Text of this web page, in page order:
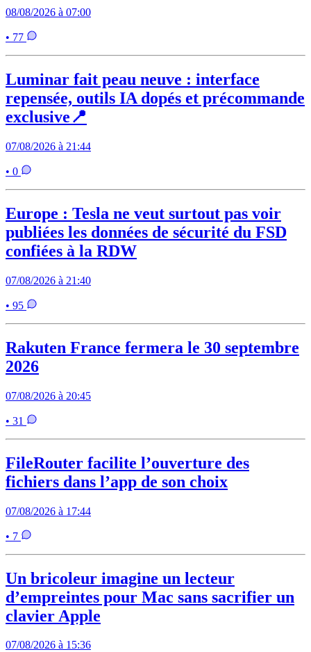
08/08/2026 à 07:00
• 77
Luminar fait peau neuve : interface
repensée, outils IA dopés et précommande
exclusive📍
07/08/2026 à 21:44
• 0
Europe : Tesla ne veut surtout pas voir
publiées les données de sécurité du FSD
confiées à la RDW
07/08/2026 à 21:40
• 95
Rakuten France fermera le 30 septembre
2026
07/08/2026 à 20:45
• 31
FileRouter facilite l’ouverture des
fichiers dans l’app de son choix
07/08/2026 à 17:44
• 7
Un bricoleur imagine un lecteur
d’empreintes pour Mac sans sacrifier un
clavier Apple
07/08/2026 à 15:36